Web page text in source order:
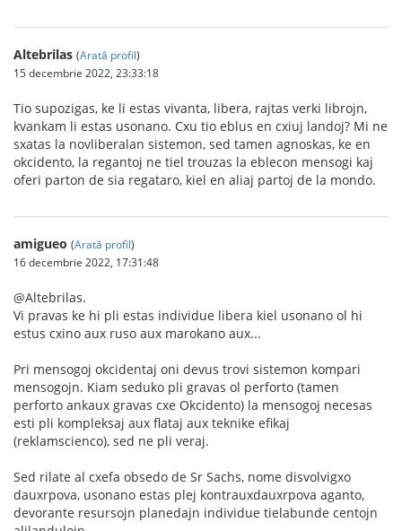
Altebrilas (Arată profil)
15 decembrie 2022, 23:33:18
Tio supozigas, ke li estas vivanta, libera, rajtas verki librojn,
kvankam li estas usonano. Cxu tio eblus en cxiuj landoj? Mi ne
sxatas la novliberalan sistemon, sed tamen agnoskas, ke en
okcidento, la regantoj ne tiel trouzas la eblecon mensogi kaj
oferi parton de sia regataro, kiel en aliaj partoj de la mondo.
amigueo (Arată profil)
16 decembrie 2022, 17:31:48
@Altebrilas.
Vi pravas ke hi pli estas individue libera kiel usonano ol hi
estus cxino aux ruso aux marokano aux...
Pri mensogoj okcidentaj oni devus trovi sistemon kompari
mensogojn. Kiam seduko pli gravas ol perforto (tamen
perforto ankaux gravas cxe Okcidento) la mensogoj necesas
esti pli kompleksaj aux flataj aux teknike efikaj
(reklamscienco), sed ne pli veraj.
Sed rilate al cxefa obsedo de Sr Sachs, nome disvolvigxo
dauxrpova, usonano estas plej kontrauxdauxrpova aganto,
devorante resursojn planedajn individue tielabunde centojn